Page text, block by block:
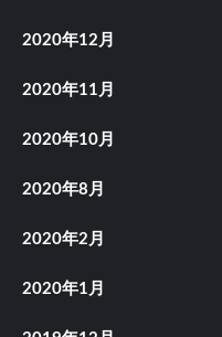
2020年12月
2020年11月
2020年10月
2020年8月
2020年2月
2020年1月